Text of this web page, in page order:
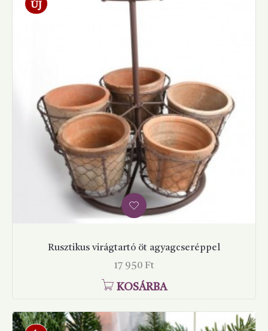
ÚJ
Rusztikus virágtartó öt agyagcseréppel
Ár
17 950 Ft
KOSÁRBA